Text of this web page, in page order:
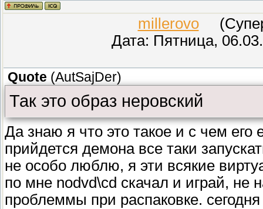
millerovo
Дата: Пятница,
Quote (AutSajDer)
Так это образ неровский
Да знаю я что это такое и с чем его
прийдется демона все таки
не особо люблю, я эти всякие
по мне nodvd\cd скачал и играй, не
проблеммы при распаковке.